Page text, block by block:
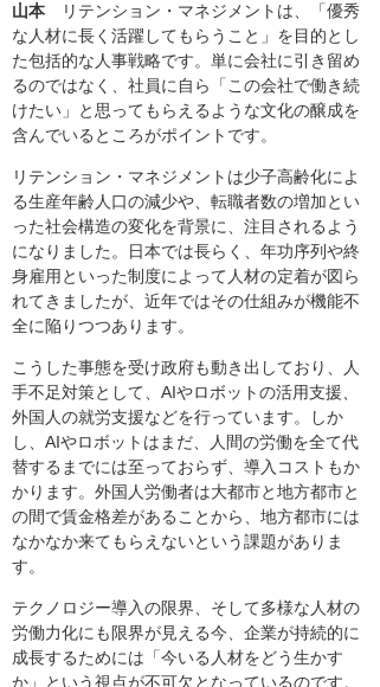
山本 リテンション・マネジメントは、「優秀
な人材に長く活躍してもらうこと」を目的とし
た包括的な人事戦略です。単に会社に引き留め
るのではなく、社員に自ら「この会社で働き続
けたい」と思ってもらえるような文化の醸成を
含んでいるところがポイントです。
リテンション・マネジメントは少子高齢化によ
る生産年齢人口の減少や、転職者数の増加とい
った社会構造の変化を背景に、注目されるよう
になりました。日本では長らく、年功序列や終
身雇用といった制度によって人材の定着が図ら
れてきましたが、近年ではその仕組みが機能不
全に陥りつつあります。
こうした事態を受け政府も動き出しており、人
手不足対策として、AIやロボットの活用支援、
外国人の就労支援などを行っています。しか
し、AIやロボットはまだ、人間の労働を全て代
替するまでには至っておらず、導入コストもか
かります。外国人労働者は大都市と地方都市と
の間で賃金格差があることから、地方都市には
なかなか来てもらえないという課題がありま
す。
テクノロジー導入の限界、そして多様な人材の
労働力化にも限界が見える今、企業が持続的に
成長するためには「今いる人材をどう生かす
か」という視点が不可欠となっているのです。